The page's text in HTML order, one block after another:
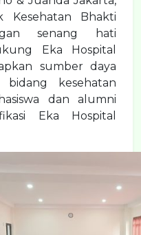
Kesehatan Bhakti
senang hati
Eka Hospital
sumber daya
kesehatan
dan alumni
Eka Hospital